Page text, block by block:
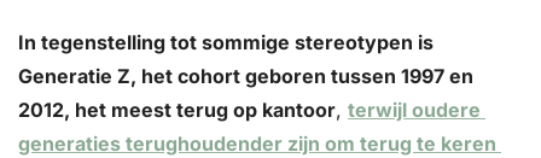
In tegenstelling tot sommige stereotypen is
Generatie Z, het cohort geboren tussen 1997 en
2012, het meest terug op kantoor, terwijl oudere
generaties terughoudender zijn om terug te keren